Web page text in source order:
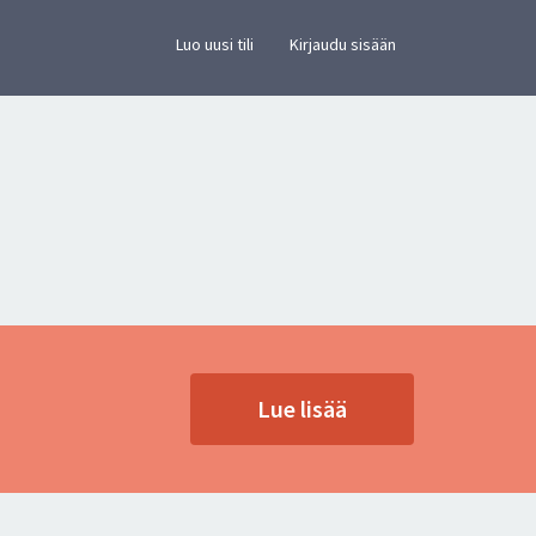
Luo uusi tili Kirjaudu sisään
Lue lisää